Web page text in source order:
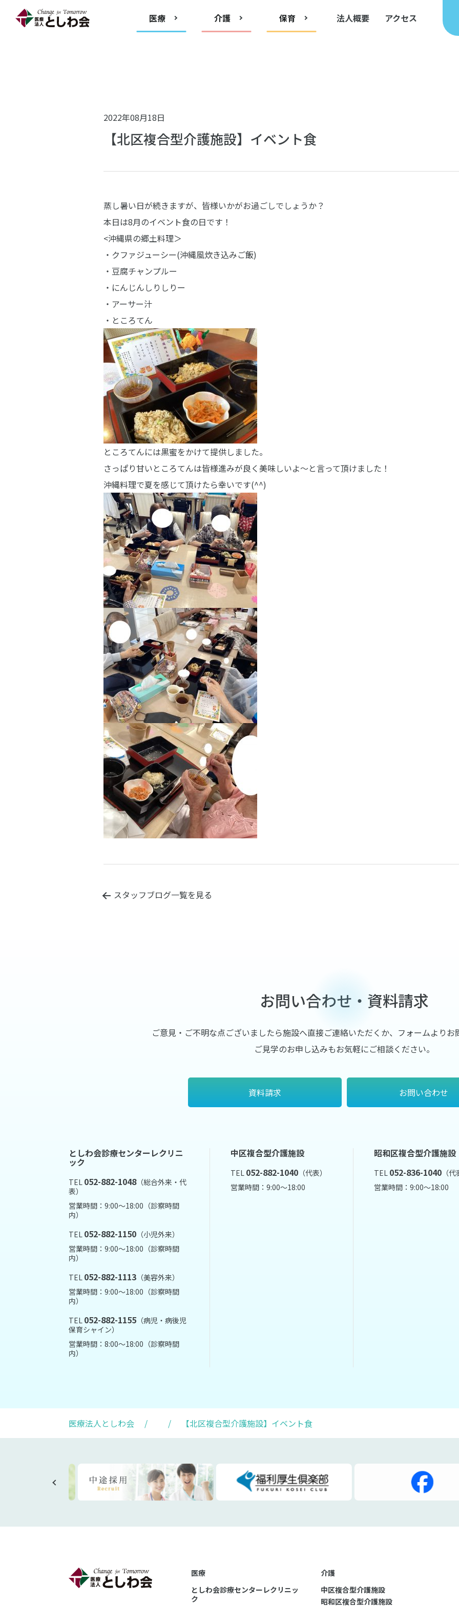
医療 介護 保育 法人概要 アクセス
2022年08月18日
【北区複合型介護施設】イベント食
蒸し暑い日が続きますが、皆様いかがお過ごしでしょうか？
本日は8月のイベント食の日です！
<沖縄県の郷土料理＞
・クファジューシー(沖縄風炊き込みご飯)
・豆腐チャンプルー
・にんじんしりしりー
・アーサー汁
・ところてん
ところてんには黒蜜をかけて提供しました。
さっぱり甘いところてんは皆様進みが良く美味しいよ～と言って頂けました！
沖縄料理で夏を感じて頂けたら幸いです(^^)
スタッフブログ一覧を見る
お問い合わせ・資料請求
ご意見・ご不明な点ございましたら施設へ直接ご連絡いただくか、フォームよりお
ご見学のお申し込みもお気軽にご相談ください。
資料請求 お問い合わせ
としわ会診療センターレクリニ
ック
TEL 052-882-1048（総合外来・代
表）
営業時間：9:00～18:00（診察時間
内）
TEL 052-882-1150 （小児外来）
営業時間：9:00～18:00（診察時間
内）
TEL 052-882-1113 （美容外来）
営業時間：9:00～18:00（診察時間
内）
TEL 052-882-1155 （病児・病後児
保育シャイン）
営業時間：8:00～18:00（診察時間
内）
中区複合型介護施設
TEL 052-882-1040 （代表）
営業時間：9:00～18:00
昭和区複合型介護施設
TEL 052-836-1040 （代
営業時間：9:00～18:00
医療法人としわ会 / / 【北区複合型介護施設】イベント食
医療
としわ会診療センターレクリニッ
ク
介護
中区複合型介護施設
昭和区複合型介護施設